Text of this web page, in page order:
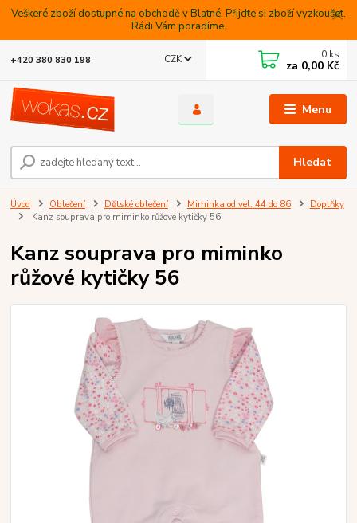
Veškeré zboží dostupné na obchodě v Blatné. Přijdte si zboží vyzkoušet.
Rádi Vám poradíme.
Menu
CZK
Hledat
+420 380 830 198 0 ks
za 0,00 Kč
Úvod Oblečení Dětské oblečení Miminka od vel. 44 do 86
Doplňky
Kanz souprava pro miminko růžové kytičky 56
Kanz souprava pro miminko
růžové kytičky 56